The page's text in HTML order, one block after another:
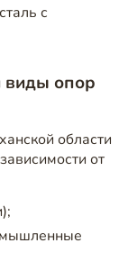
с
виды опор
области
от